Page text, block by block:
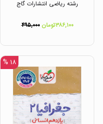
رشته ریاضی انتشارات گاج
۳۸۶,۱۰۰تومان ۴۹۵,۰۰۰
۱۸ %